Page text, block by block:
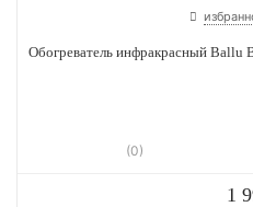
Обогреватель инфракрасный Ballu
(0)
1